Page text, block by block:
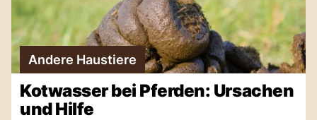
Andere Haustiere
Kotwasser bei Pferden: Ursachen
und Hilfe